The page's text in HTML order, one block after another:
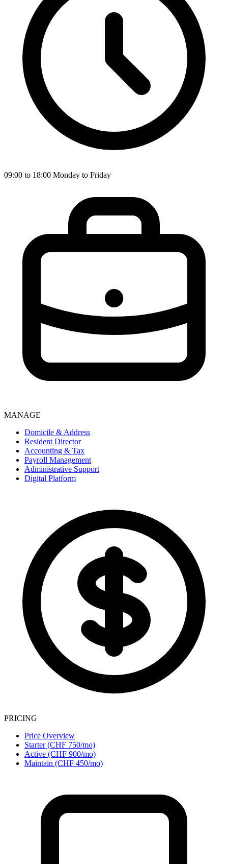
09:00 to 18:00 Monday to Friday
MANAGE
Domicile & Address
Resident Director
Accounting & Tax
Payroll Management
Administrative Support
Digital Platform
PRICING
Price Overview
Starter (CHF 750/mo)
Active (CHF 900/mo)
Maintain (CHF 450/mo)